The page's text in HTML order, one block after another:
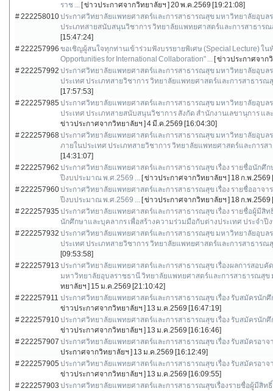
ราช ... [ ข่าวประกาศจากวิทยาลัยฯ ] 20 พ.ค.2569 [19:21:08]
# 222258010ประกาศวิทยาลัยแพทยศาสตร์และการสาธารณสุข มหาวิทยาลัยอุบล
ประเภทสายสนับสนุนวิชาการ วิทยาลัยแพทยศาสตร์และการสาธาร
[15:47:24]
# 222257996 ขอเชิญผู้สนใจทุกท่านเข้าร่วมฟังบรรยายพิเศษ (Special Lecture) ใน
Opportunities for International Collaboration" ... [ ข่าวประกาศจาก
# 222257992 ประกาศวิทยาลัยแพทยศาสตร์และการสาธารณสุข มหาวิทยาลัยอุบล
ประเทศ ประเภทสายวิชาการ วิทยาลัยแพทยศาสตร์และการสาธาร
[17:57:53]
# 222257985 ประกาศวิทยาลัยแพทยศาสตร์และการสาธารณสุข มหาวิทยาลัยอุบล
ประเทศ ประเภทสายสนับสนุนวิชาการ สังกัด สำนักงานเลขานุการ
ข่าวประกาศจากวิทยาลัยฯ ] 4 มี.ค.2569 [16:04:30]
# 222257968ประกาศวิทยาลัยแพทยศาสตร์และการสาธารณสุข มหาวิทยาลัยอุบล
ภายในประเทศ ประเภทสายวิชาการ วิทยาลัยแพทยศาสตร์และการ
[14:31:07]
# 222257962 ประกาศวิทยาลัยแพทยศาสตร์และการสาธารณสุข เรื่อง รายชื่อนักศึ
ปีงบประมาณ พ.ศ.2569 ... [ ข่าวประกาศจากวิทยาลัยฯ ] 18 ก.พ.2569
# 222257960ประกาศวิทยาลัยแพทยศาสตร์และการสาธารณสุข เรื่อง รายชื่ออาจ
ปีงบประมาณ พ.ศ.2569 ... [ ข่าวประกาศจากวิทยาลัยฯ ] 18 ก.พ.2569
# 222257935 ประกาศวิทยาลัยแพทยศาสตร์และการสาธารณสุข เรื่อง รายชื่อผู้มีสิ
นักศึกษาและบุคลากร เพื่อสร้างความร่วมมือกับต่างประเทศ ประจำปี
# 222257932 ประกาศวิทยาลัยแพทยศาสตร์และการสาธารณสุข มหาวิทยาลัยอุบล
ประเทศ ประเภทสายวิชาการ วิทยาลัยแพทยศาสตร์และการสาธาร
[09:53:58]
# 222257913 ประกาศวิทยาลัยแพทยศาสตร์และการสาธารณสุข เรื่องผลการสอบ
มหาวิทยาลัยอุบลราชธานี วิทยาลัยแพทยศาสตร์และการสาธารณสุ
ทยาลัยฯ ] 15 ม.ค.2569 [21:10:42]
# 222257911 ประกาศวิทยาลัยแพทยศาสตร์และการสาธารณสุข เรื่อง รับสมัครนัก
ข่าวประกาศจากวิทยาลัยฯ ] 13 ม.ค.2569 [16:47:19]
# 222257910ประกาศวิทยาลัยแพทยศาสตร์และการสาธารณสุข เรื่อง รับสมัครนัก
ข่าวประกาศจากวิทยาลัยฯ ] 13 ม.ค.2569 [16:16:46]
# 222257907 ประกาศวิทยาลัยแพทยศาสตร์และการสาธารณสุข เรื่อง รับสมัครอา
ประกาศจากวิทยาลัยฯ ] 13 ม.ค.2569 [16:12:49]
# 222257905 ประกาศวิทยาลัยแพทยศาสตร์และการสาธารณสุข เรื่อง รับสมัครอาจ
ข่าวประกาศจากวิทยาลัยฯ ] 13 ม.ค.2569 [16:09:55]
# 222257903 ประกาศวิทยาลัยแพทยศาสตร์และการสาธารณสุขเรื่องรายชื่อผู้มีสิท